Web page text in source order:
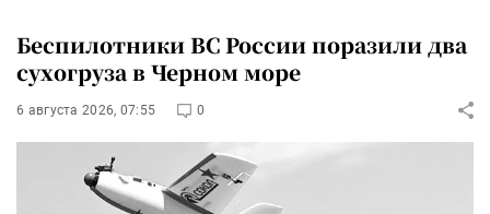
Беспилотники ВС России поразили два
сухогруза в Черном море
6 августа 2026, 07:55 0